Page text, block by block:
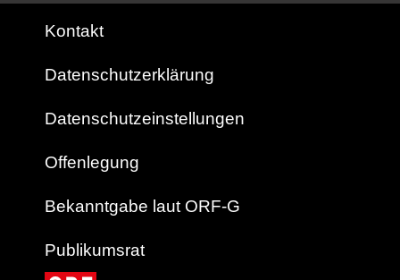
Kontakt
Datenschutzerklärung
Datenschutzeinstellungen
Offenlegung
Bekanntgabe laut ORF-G
Publikumsrat